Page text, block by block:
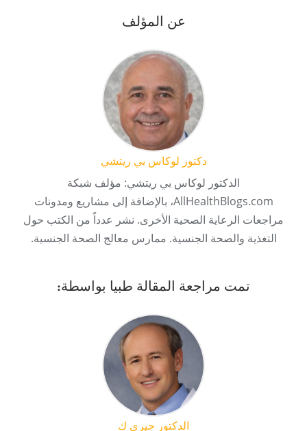
عن المؤلف
دكتور لوكاس بي ريتشي
الدكتور لوكاس بي ريتشي: مؤلف شبكة
AllHealthBlogs.com، بالإضافة إلى مشاريع ومدونات
مراجعات الرعاية الصحية الأخرى. نشر عدداً من الكتب حول
التغذية والصحة الجنسية. ممارس معالج الصحة الجنسية.
تمت مراجعة المقالة طبيا بواسطة:
الدكتور جيري ك